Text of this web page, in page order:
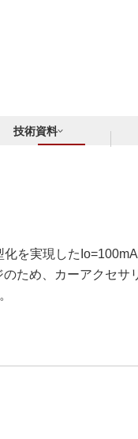
技術資料
を実現した
ため、カーアクセ